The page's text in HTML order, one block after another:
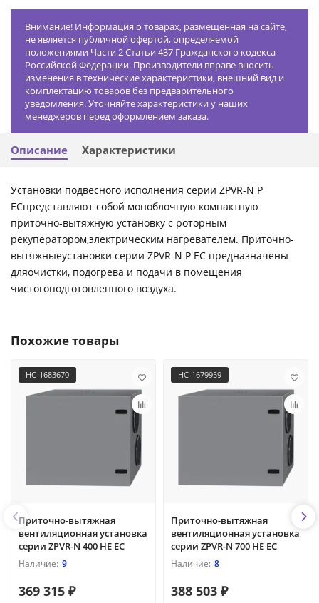
Внимание! Информация о товарах, размещенная на сайте,
не является публичной офертой, определяемой
положениями Части 2 Статьи 437 Гражданского кодекса
Российской Федерации. Производители вправе вносить
изменения в технические характеристики, внешний вид и
комплектацию товаров без предварительного
уведомления. Уточняйте характеристики у наших
менеджеров перед оформлением заказа.
Описание Характеристики
Установки подвесного исполнения серии ZPVR-N P
ECпредставляют собой моноблочную компактную
приточно-вытяжную установку с роторным
рекуператором,электрическим нагревателем. Приточно-
вытяжныеустановки серии ZPVR-N P EC предназначены
дляочистки, подогрева и подачи в помещения
чистогоподготовленного воздуха.
Похожие товары
НС-1683670
Приточно-вытяжная
вентиляционная установка
серии ZPVR-N 400 HE EC
9
369 315 ₽
НС-1679959
Приточно-вытяжная
вентиляционная установка
серии ZPVR-N 700 HE EC
8
388 503 ₽